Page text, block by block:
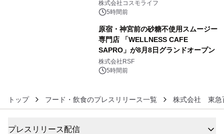
ャンペーンを実施
株式会社コスモライフ
5時間前
原宿・神宮前の砂糖不使用スムージー
専門店 「WELLNESS CAFE
SAPRO」が8月8日グランドオープン
株式会社RSF
5時間前
トップ フード・飲食のプレスリリース一覧 株式会社 東急
プレスリリース配信